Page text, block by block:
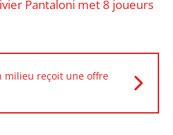
Pantaloni met 8 joueurs
milieu reçoit une offre